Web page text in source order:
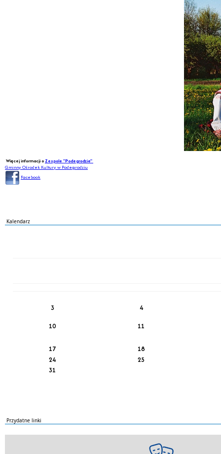
Więcej informacji oZespole "Podegrodzie"
Gminny Ośrodek Kultury w Podegrodziu
Facebook
Kalendarz
3
4
10
11
17
18
24
25
31
Przydatne linki